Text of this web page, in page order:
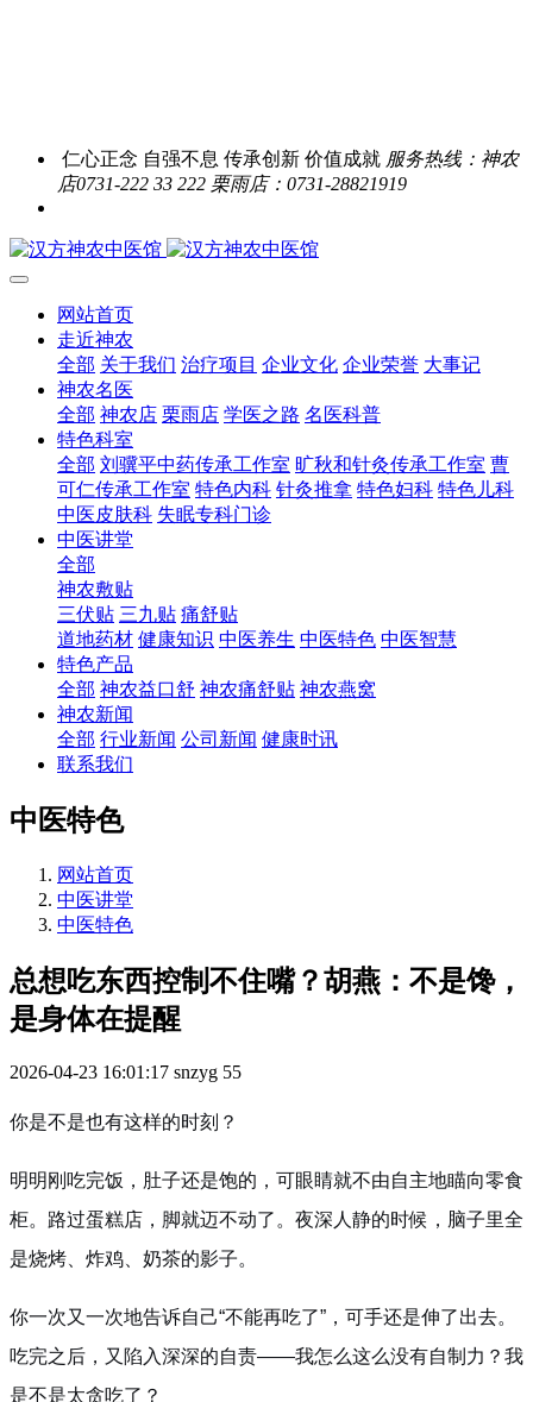
仁心正念 自强不息 传承创新 价值成就 服务热线：神农
店0731-222 33 222 栗雨店：0731-28821919
网站首页
走近神农
全部 关于我们 治疗项目 企业文化 企业荣誉 大事记
神农名医
全部 神农店 栗雨店 学医之路 名医科普
特色科室
全部 刘骥平中药传承工作室 旷秋和针灸传承工作室 曹
可仁传承工作室 特色内科 针灸推拿 特色妇科 特色儿科
中医皮肤科 失眠专科门诊
中医讲堂
全部
神农敷贴
三伏贴 三九贴 痛舒贴
道地药材 健康知识 中医养生 中医特色 中医智慧
特色产品
全部 神农益口舒 神农痛舒贴 神农燕窝
神农新闻
全部 行业新闻 公司新闻 健康时讯
联系我们
中医特色
网站首页
中医讲堂
中医特色
总想吃东西控制不住嘴？胡燕：不是馋，
是身体在提醒
2026-04-23 16:01:17 snzyg 55
你是不是也有这样的时刻？
明明刚吃完饭，肚子还是饱的，可眼睛就不由自主地瞄向零食
柜。路过蛋糕店，脚就迈不动了。夜深人静的时候，脑子里全
是烧烤、炸鸡、奶茶的影子。
你一次又一次地告诉自己“不能再吃了”，可手还是伸了出去。
吃完之后，又陷入深深的自责——我怎么这么没有自制力？我
是不是太贪吃了？